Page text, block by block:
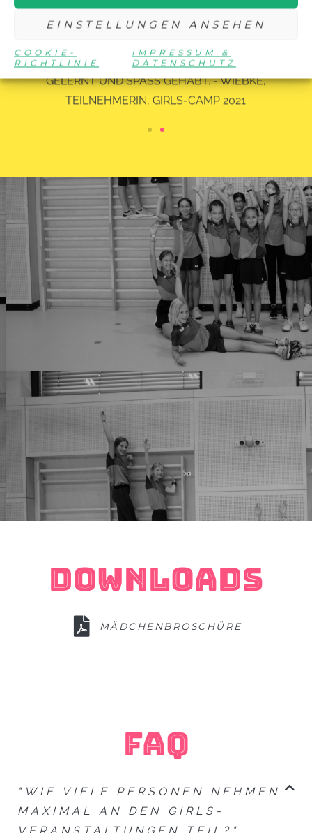
EINSTELLUNGEN ANSEHEN
COOKIE-
RICHTLINIE
IMPRESSUM &
DATENSCHUTZ
MIR HAT DAS CAMP SEHR GUT GEFALLEN
WIEDERKOMMEN. ICH HABE VIEL
GELERNT UND SPASS GEHABT. - WIEBKE, T
EILNEHMERIN, GIRLS-CAMP 2021
DOWNLOADS
MÄDCHENBROSCHÜRE
FAQ
"WIE VIELE PERSONEN NEHMEN
MAXIMAL AN DEN GIRLS-